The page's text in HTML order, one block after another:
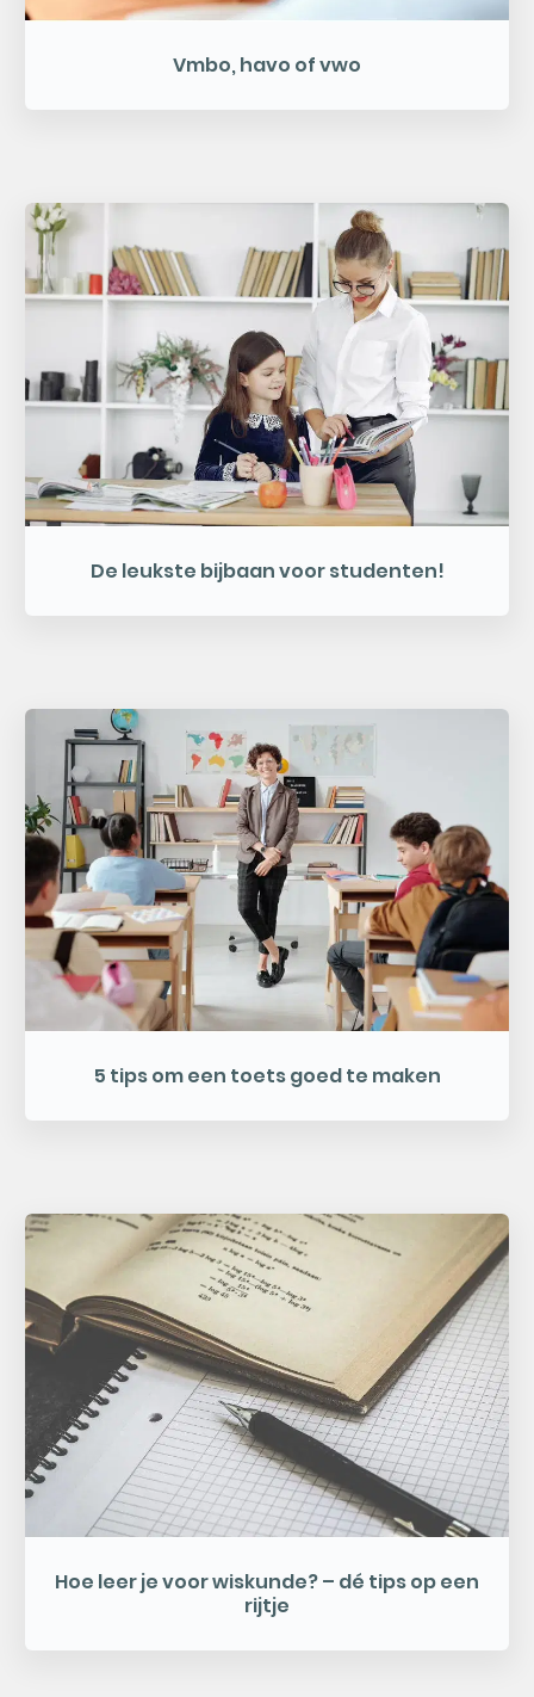
Vmbo, havo of vwo
De leukste bijbaan voor studenten!
5 tips om een toets goed te maken
Hoe leer je voor wiskunde? – dé tips op een
rijtje